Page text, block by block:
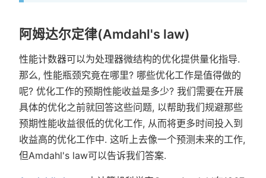
阿姆达尔定律(Amdahl's law)
性能计数器可以为处理器微结构的优化提供量化指导.
那么, 性能瓶颈究竟在哪里? 哪些优化工作是值得做的
呢? 优化工作的预期性能收益是多少? 我们需要在开展
具体的优化之前就回答这些问题, 以帮助我们规避那些
预期性能收益很低的优化工作, 从而将更多时间投入到
收益高的优化工作中. 这听上去像一个预测未来的工作,
但Amdahl's law可以告诉我们答案.